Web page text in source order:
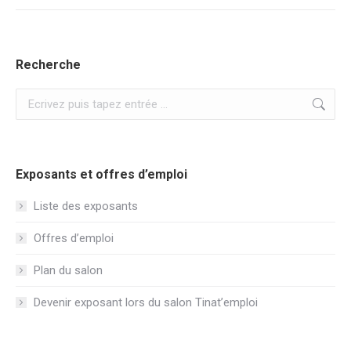
Recherche
Exposants et offres d’emploi
Liste des exposants
Offres d’emploi
Plan du salon
Devenir exposant lors du salon Tinat’emploi